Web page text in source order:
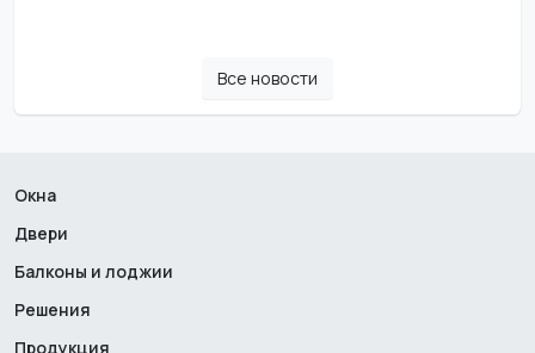
Все новости
Окна
Двери
Балконы и лоджии
Решения
Продукция